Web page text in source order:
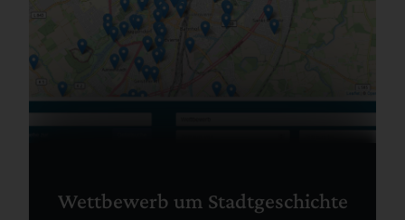
Wettbewerb um Stadtgeschichte